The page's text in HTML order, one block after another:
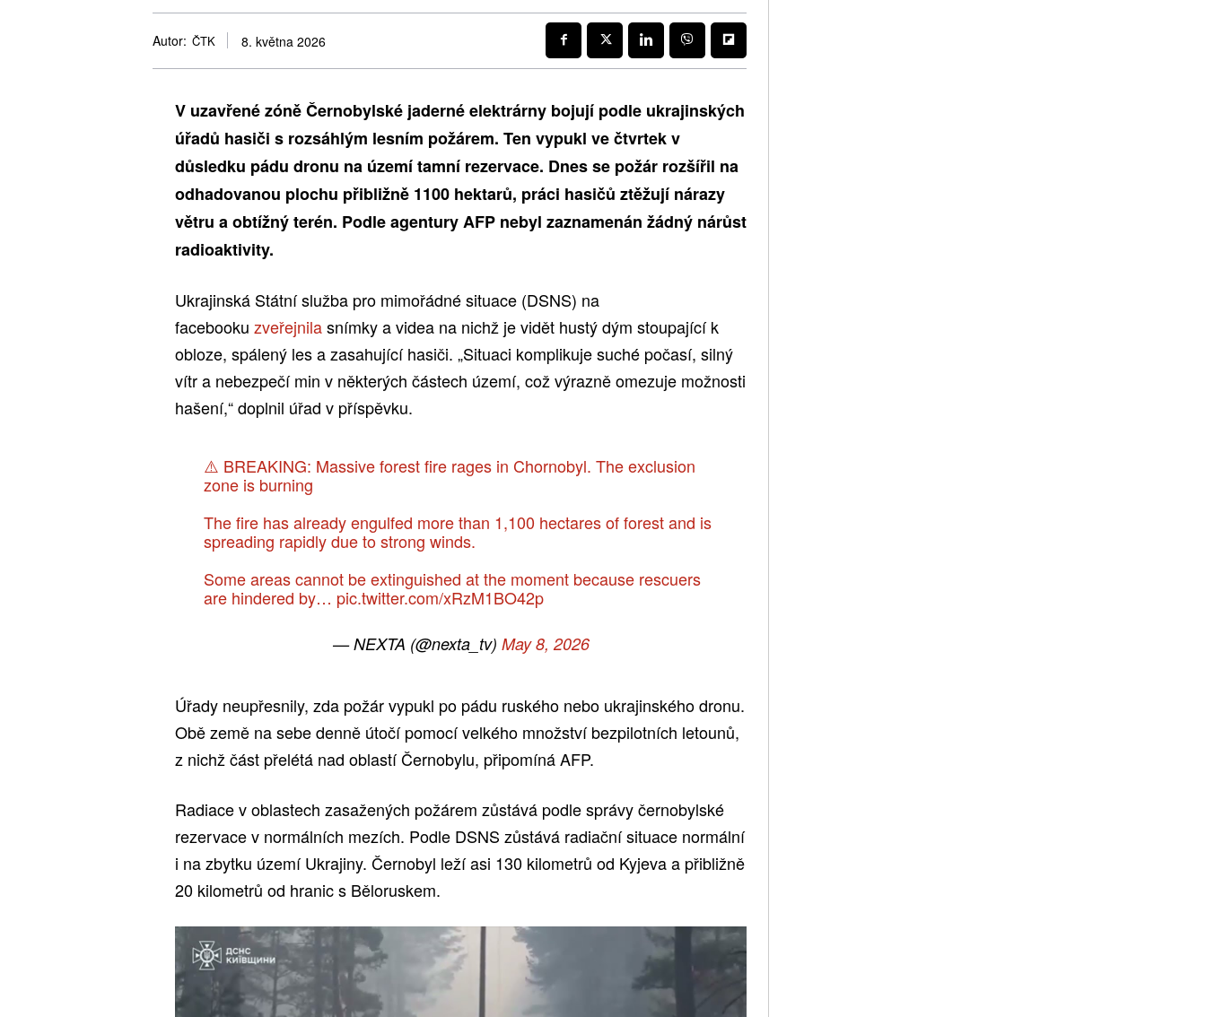
Autor: ČTK 8. května 2026
V uzavřené zóně Černobylské jaderné elektrárny bojují podle ukrajinských
úřadů hasiči s rozsáhlým lesním požárem. Ten vypukl ve čtvrtek v
důsledku pádu dronu na území tamní rezervace. Dnes se požár rozšířil na
odhadovanou plochu přibližně 1100 hektarů, práci hasičů ztěžují nárazy
větru a obtížný terén. Podle agentury AFP nebyl zaznamenán žádný nárůst
radioaktivity.
Ukrajinská Státní služba pro mimořádné situace (DSNS) na
facebooku zveřejnilasnímky a videa na nichž je vidět hustý dým stoupající k
obloze, spálený les a zasahující hasiči. „Situaci komplikuje suché počasí, silný
vítr a nebezpečí min v některých částech území, což výrazně omezuje možnosti
hašení,“ doplnil úřad v příspěvku.
⚠️ BREAKING: Massive forest fire rages in Chornobyl. The exclusion
zone is burning
The fire has already engulfed more than 1,100 hectares of forest and is
spreading rapidly due to strong winds.
Some areas cannot be extinguished at the moment because rescuers
are hindered by… pic.twitter.com/xRzM1BO42p
— NEXTA (@nexta_tv) May 8, 2026
Úřady neupřesnily, zda požár vypukl po pádu ruského nebo ukrajinského dronu.
Obě země na sebe denně útočí pomocí velkého množství bezpilotních letounů,
z nichž část přelétá nad oblastí Černobylu, připomíná AFP.
Radiace v oblastech zasažených požárem zůstává podle správy černobylské
rezervace v normálních mezích. Podle DSNS zůstává radiační situace normální
i na zbytku území Ukrajiny. Černobyl leží asi 130 kilometrů od Kyjeva a přibližně
20 kilometrů od hranic s Běloruskem.